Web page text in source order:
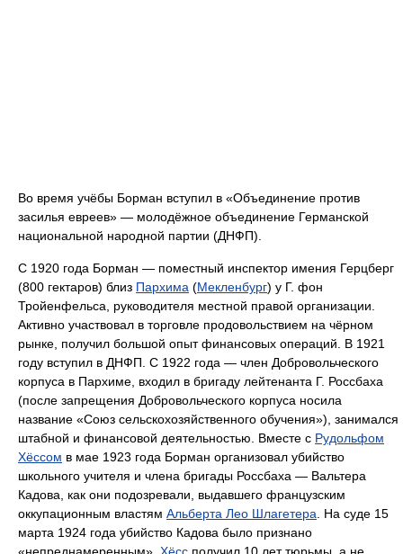
Во время учёбы Борман вступил в «Объединение против
засилья евреев» — молодёжное объединение Германской
национальной народной партии (ДНФП).
С 1920 года Борман — поместный инспектор имения Герцберг
(800 гектаров) близ Пархима (Мекленбург) у Г. фон
Тройенфельса, руководителя местной правой организации.
Активно участвовал в торговле продовольствием на чёрном
рынке, получил большой опыт финансовых операций. В 1921
году вступил в ДНФП. С 1922 года — член Добровольческого
корпуса в Пархиме, входил в бригаду лейтенанта Г. Россбаха
(после запрещения Добровольческого корпуса носила
название «Союз сельскохозяйственного обучения»), занимался
штабной и финансовой деятельностью. Вместе с Рудольфом
Хёссом в мае 1923 года Борман организовал убийство
школьного учителя и члена бригады Россбаха — Вальтера
Кадова, как они подозревали, выдавшего французским
оккупационным властям Альберта Лео Шлагетера . На суде 15
марта 1924 года убийство Кадова было признано